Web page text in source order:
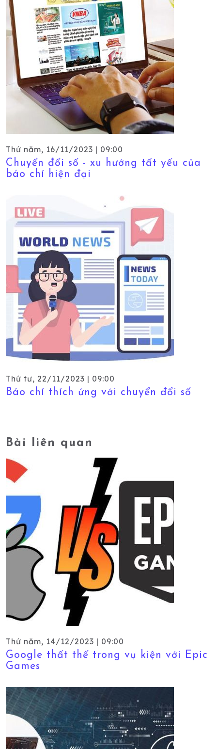
Thứ năm, 16/11/2023 | 09:00
Chuyển đổi số - xu hướng tất yếu của
báo chí hiện đại
Thứ tư, 22/11/2023 | 09:00
Báo chí thích ứng với chuyển đổi số
Bài liên quan
Thứ năm, 14/12/2023 | 09:00
Google thất thế trong vụ kiện với Epic
Games